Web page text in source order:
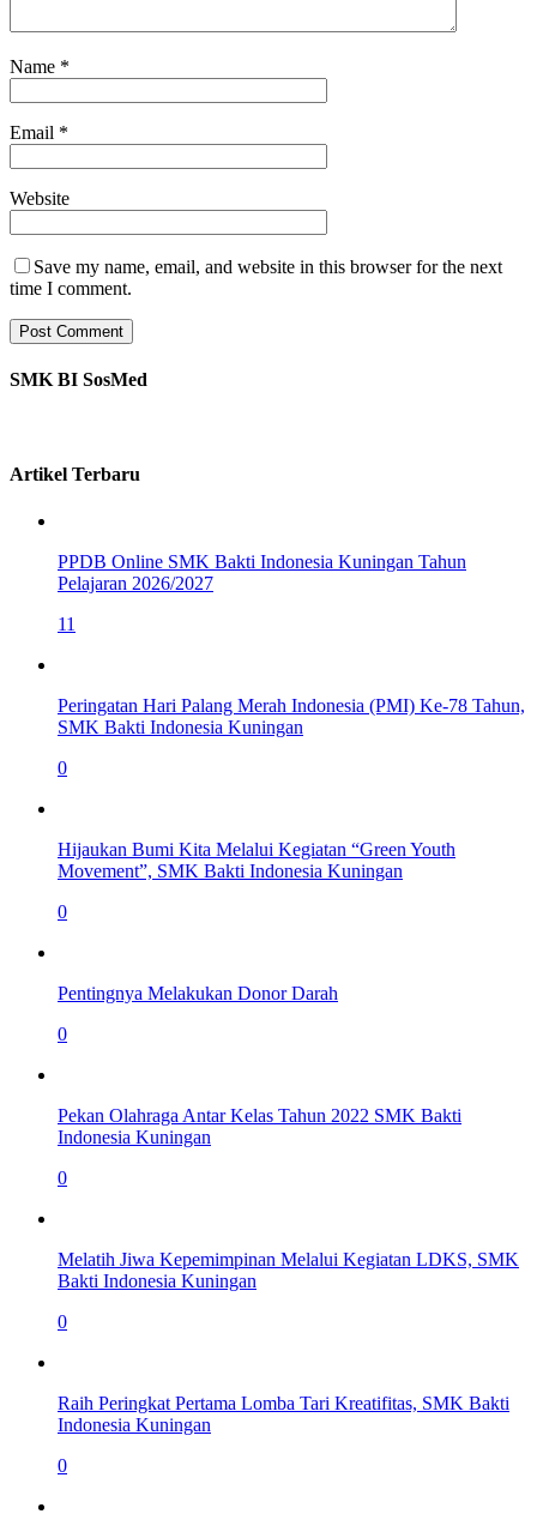
Name *
Email *
Website
Save my name, email, and website in this browser for the next
time I comment.
SMK BI SosMed
Artikel Terbaru
PPDB Online SMK Bakti Indonesia Kuningan Tahun
Pelajaran 2026/2027
11
Peringatan Hari Palang Merah Indonesia (PMI) Ke-78 Tahun,
SMK Bakti Indonesia Kuningan
0
Hijaukan Bumi Kita Melalui Kegiatan “Green Youth
Movement”, SMK Bakti Indonesia Kuningan
0
Pentingnya Melakukan Donor Darah
0
Pekan Olahraga Antar Kelas Tahun 2022 SMK Bakti
Indonesia Kuningan
0
Melatih Jiwa Kepemimpinan Melalui Kegiatan LDKS, SMK
Bakti Indonesia Kuningan
0
Raih Peringkat Pertama Lomba Tari Kreatifitas, SMK Bakti
Indonesia Kuningan
0